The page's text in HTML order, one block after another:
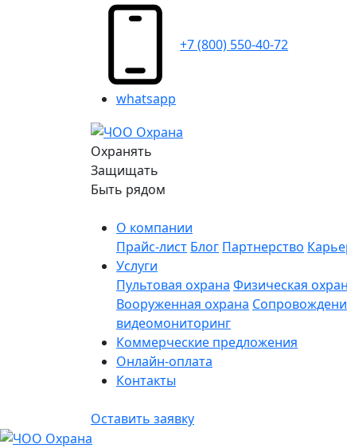
+7 (800) 550-40-72
whatsapp
Охранять
Защищать
Быть рядом
О компании
Прайс-лист Блог Партнерство
Услуги
Пультовая охрана Физическая
Вооруженная охрана
видеомониторинг
Коммерческие предложения
Онлайн-оплата
Контакты
Оставить заявку